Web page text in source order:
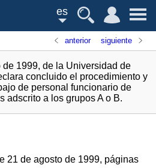
es
anterior siguiente
1999, de la Universidad de
concluido el procedimiento y
de personal funcionario de
adscrito a los grupos A o B.
21 de agosto de 1999, páginas